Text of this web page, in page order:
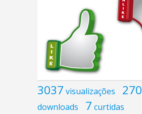
3037 visualizações 270
downloads 7 curtidas